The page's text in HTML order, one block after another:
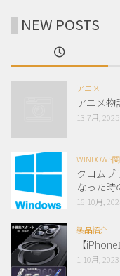
NEW POSTS
アニメ
アニメ物
13 7月, 2025
WINDOWS
クロムブ
なった時
16 10月,
製品紹介
【
1 10月, 2023